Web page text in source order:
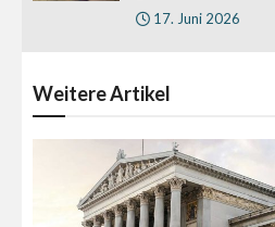
17. Juni 2026
WeitereArtikel